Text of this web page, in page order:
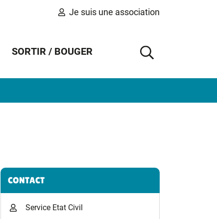
Je suis une association
SORTIR / BOUGER
AFFICHER
Informations complémentaires
CONTACT
Service Etat Civil